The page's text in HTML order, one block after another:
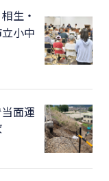
生・
小中
面運